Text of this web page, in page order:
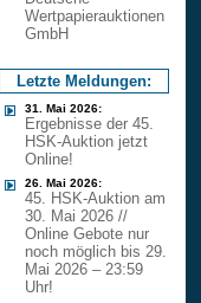
Wertpapierauktionen
GmbH
Letzte Meldungen:
31. Mai 2026:
Ergebnisse der 45.
HSK-Auktion jetzt
Online!
26. Mai 2026:
45. HSK-Auktion am
30. Mai 2026 //
Online Gebote nur
noch möglich bis 29.
Mai 2026 – 23:59
Uhr!